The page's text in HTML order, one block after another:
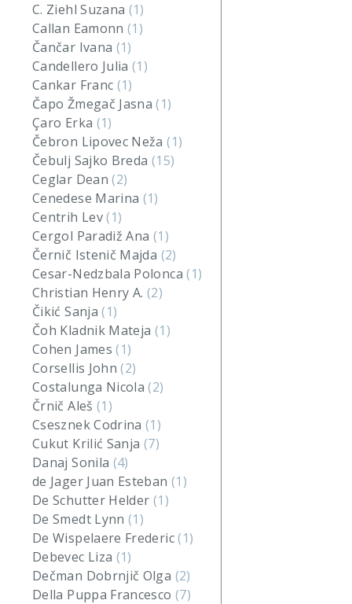
C. Ziehl Suzana (1)
Callan Eamonn(1)
Čančar Ivana (1)
Candellero Julia(1)
Cankar Franc (1)
Čapo Žmegač Jasna(1)
Çaro Erka (1)
Čebron Lipovec Neža(1)
Čebulj Sajko Breda (15)
Ceglar Dean(2)
Cenedese Marina (1)
Centrih Lev(1)
Cergol Paradiž Ana (1)
Černič Istenič Majda (2)
Cesar-Nedzbala Polonca(1)
Christian Henry A. (2)
Čikić Sanja(1)
Čoh Kladnik Mateja (1)
Cohen James(1)
Corsellis John(2)
Costalunga Nicola(2)
Črnič Aleš (1)
Csesznek Codrina(1)
Cukut Krilić Sanja (7)
Danaj Sonila (4)
de Jager Juan Esteban (1)
De Schutter Helder (1)
De Smedt Lynn(1)
De Wispelaere Frederic(1)
Debevec Liza (1)
Dečman Dobrnjič Olga (2)
Della Puppa Francesco (7)